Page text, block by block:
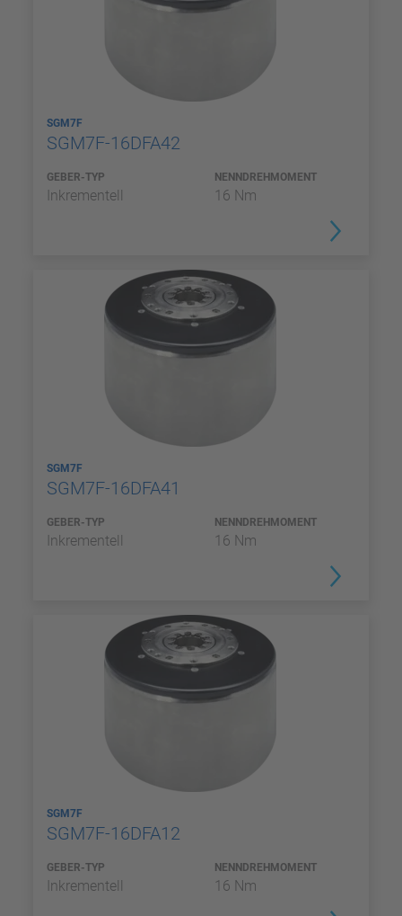
SGM7F
SGM7F-16DFA42
GEBER-TYP
Inkrementell
NENNDREHMOMENT
16 Nm
SGM7F
SGM7F-16DFA41
GEBER-TYP
Inkrementell
NENNDREHMOMENT
16 Nm
SGM7F
SGM7F-16DFA12
GEBER-TYP
Inkrementell
NENNDREHMOMENT
16 Nm